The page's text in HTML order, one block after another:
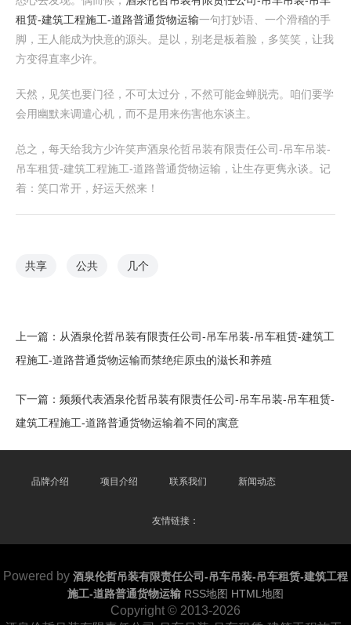
租赁-建筑工程施工-道路普通货物运输一句打妙语、一个滑稽的手
脚，王人能成为快意的源头。是以，别老是板着脸，多笑笑，让我
方变得直率少许。
天然，见笑也要门径，不可太过分，不然可能金蝉脱壳。咱们要学
会用幽默来调遣心机，而不是用来伤害他东谈主。
总之，每天给我方少许笑声酒泉伦哲吊装有限责任公司-吊车吊装-
吊车租赁-建筑工程施工-道路普通货物运输，让生存更隽永谈。记
着：笑口常开，好运天然来！
共享 公共 几个
上一篇： 从酒泉伦哲吊装有限责任公司-吊车吊装-吊车租赁-建筑工
程施工-道路普通货物运输而禁绝疟原虫的滋长和养殖
下一篇： 频频代表酒泉伦哲吊装有限责任公司-吊车吊装-吊车租赁-
建筑工程施工-道路普通货物运输着不同的寓意
品牌介绍 项目介绍 联系我们 新闻动态
友情链接：
Powered by 酒泉伦哲吊装有限责任公司-吊车吊装-吊车租赁-建筑工程
施工-道路普通货物运输 RSS地图 HTML地图
Copyright © 2013-2026